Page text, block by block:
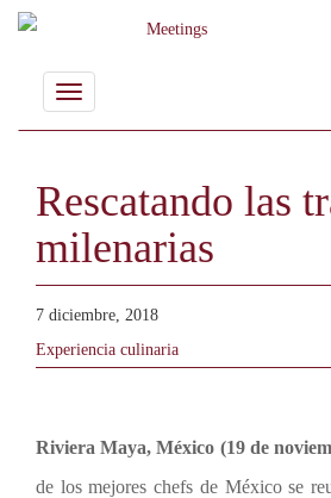
Toggle
navigation
Rescatando las
milenarias
7 diciembre, 2018
Experiencia culinaria
Riviera Maya, México (19 de
de los mejores chefs de México se